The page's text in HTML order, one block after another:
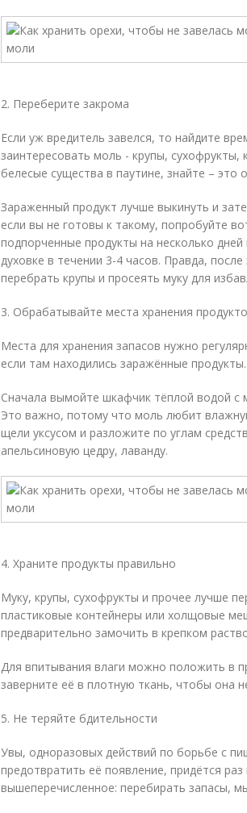
2. Переберите закрома
Если уж вредитель завелся, то найдите
заинтересовать моль - крупы,
белесые существа в паутине, знайте – это
Зараженный продукт лучше выкинуть и
если вы не готовы к такому, попробуйте
подпорченные продукты на несколько
духовке в течении 3-4 часов. Правда,
перебрать крупы и просеять муку для
3. Обрабатывайте места хранения
Места для хранения запасов нужно
если там находились заражённые продукты.
Сначала вымойте шкафчик тёплой водой с
Это важно, потому что моль любит
щели уксусом и разложите по углам
апельсиновую цедру, лаванду.
4. Храните продукты правильно
Муку, крупы, сухофрукты и прочее лучше
пластиковые контейнеры или холщовые
предварительно замочить в крепком
Для впитывания влаги можно положить в
заверните её в плотную ткань, чтобы она
5. Не теряйте бдительности
Увы, одноразовых действий по борьбе с
предотвратить её появление, придётся
вышеперечисленное: перебирать запасы,